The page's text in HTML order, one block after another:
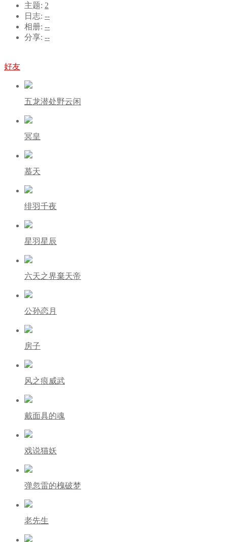
主题: 2
日志: --
相册: --
分享: --
好友
五龙潜处野云闲
冥皇
慕天
绯羽千夜
星羽星辰
六天之界棄天帝
公孙恋月
房子
风之痕威武
戴面具的魂
戏说猫妖
弹忽雷的槐破梦
老先生